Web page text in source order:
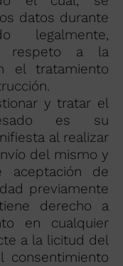
datos durante
legalmente,
respeto a la
el tratamiento
y tratar el
es su
al realizar
del mismo y
aceptación de
previamente
derecho a
en cualquier
a la licitud del
consentimiento